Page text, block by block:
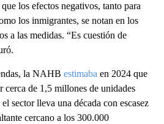
los efectos negativos, tanto para
los inmigrantes, se notan en los
a las medidas. “Es cuestión de
la NAHB estimaba en 2024 que
de 1,5 millones de unidades
el sector lleva una década con escasez
cercano a los 300.000